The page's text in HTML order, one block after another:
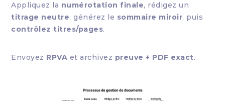
Appliquez la numérotation finale, rédigez un
titrage neutre, générez le sommaire miroir, puis
contrôlez titres/pages.
Envoyez RPVA et archivez preuve + PDF exact.